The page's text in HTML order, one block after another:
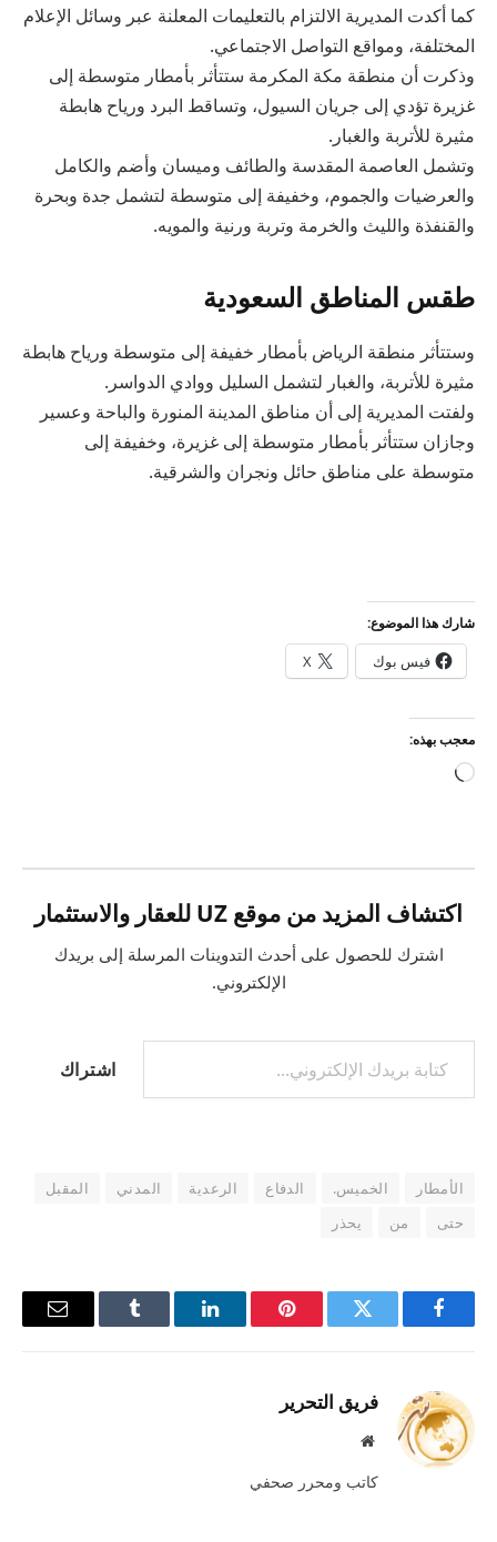
كما أكدت المديرية الالتزام بالتعليمات المعلنة عبر وسائل الإعلام
المختلفة، ومواقع التواصل الاجتماعي.
وذكرت أن منطقة مكة المكرمة ستتأثر بأمطار متوسطة إلى
غزيرة تؤدي إلى جريان السيول، وتساقط البرد ورياح هابطة
مثيرة للأتربة والغبار.
وتشمل العاصمة المقدسة والطائف وميسان وأضم والكامل
والعرضيات والجموم، وخفيفة إلى متوسطة لتشمل جدة وبحرة
والقنفذة والليث والخرمة وتربة ورنية والمويه.
طقس المناطق السعودية
وستتأثر منطقة الرياض بأمطار خفيفة إلى متوسطة ورياح هابطة
مثيرة للأتربة، والغبار لتشمل السليل ووادي الدواسر.
ولفتت المديرية إلى أن مناطق المدينة المنورة والباحة وعسير
وجازان ستتأثر بأمطار متوسطة إلى غزيرة، وخفيفة إلى
متوسطة على مناطق حائل ونجران والشرقية.
شارك هذا الموضوع:
فيس بوك X
معجب بهذه:
جاري
اكتشاف المزيد من موقع UZ للعقار والاستثمار
اشترك للحصول على أحدث التدوينات المرسلة إلى بريدك
الإلكتروني.
كتابة بريدك الإلكتروني...
اشتراك
الأمطار الخميس. الدفاع الرعدية المدني
المقبل
حتى
من يحذر
فيسبوك تويتر بينتيريستلينكدإن Tumblr
البريد
فريق التحرير
موقع
كاتب ومحرر صحفي